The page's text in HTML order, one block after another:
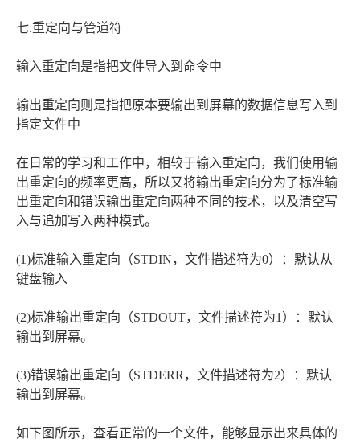
七.重定向与管道符
输入重定向是指把文件导入到命令中
输出重定向则是指把原本要输出到屏幕的数据信息写入到
指定文件中
在日常的学习和工作中，相较于输入重定向，我们使用输
出重定向的频率更高，所以又将输出重定向分为了标准输
出重定向和错误输出重定向两种不同的技术，以及清空写
入与追加写入两种模式。
(1)标准输入重定向（STDIN，文件描述符为0）：默认从
键盘输入
(2)标准输出重定向（STDOUT，文件描述符为1）：默认
输出到屏幕。
(3)错误输出重定向（STDERR，文件描述符为2）：默认
输出到屏幕。
如下图所示，查看正常的一个文件，能够显示出来具体的